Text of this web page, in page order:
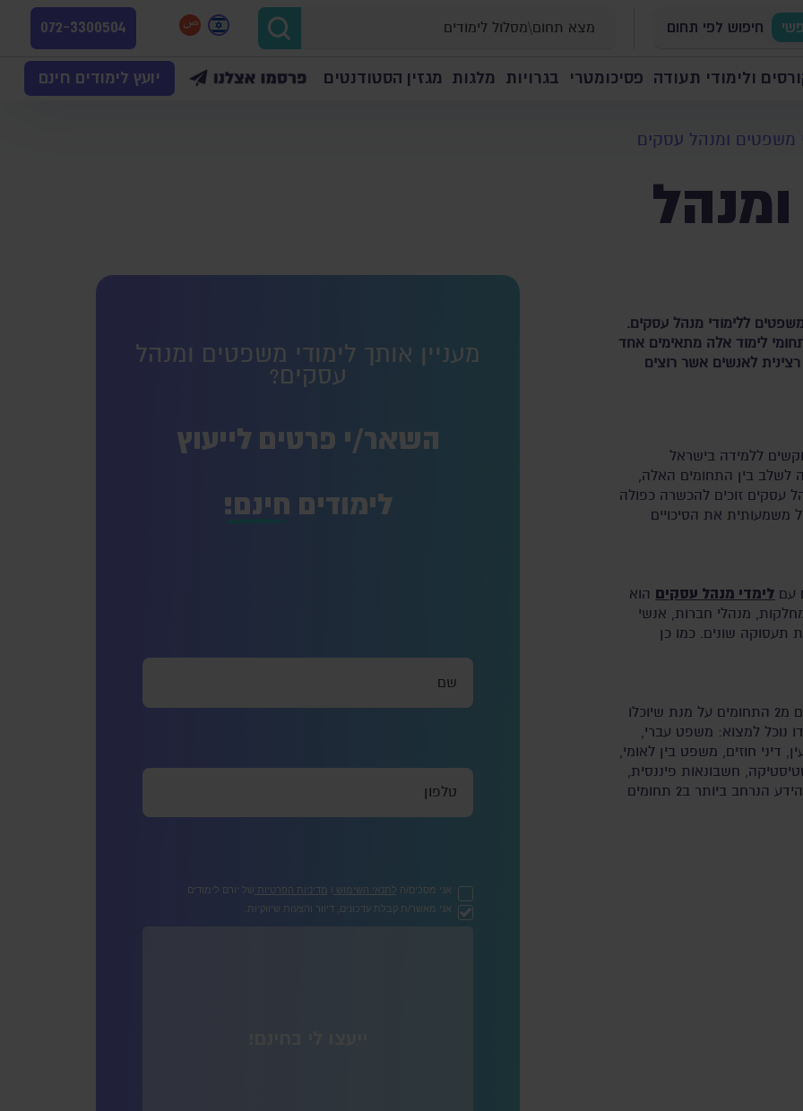
חיפוש לפי תחום 072-3300504
ולימודי תעודה פסיכומטרי בגרויות מלגות מגזין הסטודנטים יועץ לימודים חינם
משפטים ומנהל עסקים
משפטים ללימודי מנהל עסקים.
לימוד אלה מתאימים אחד
לאנשים אשר רוצים
ללמידה בישראל
לשלב בין התחומים האלה,
עסקים זוכים להכשרה כפולה
משמעותית את הסיכויים
עם לימדי מנהל עסקים הוא
מנהלי חברות, אנשי
תעסוקה שונים. כמו כן
במסגרת לימודי משפטים ומנהל עסקים הסטודנטים ילמדו קורסים מ2 התחומים על מנת שיוכלו
נוכל למצוא: משפט עברי,
דיני חוזים, משפט בין לאומי,
חשבונאות פיננסית,
מימון, מערכת הבנקאות ועוד המון נושאים שחופפים ומקנים את הידע הנרחב ביותר ב2 תחומים
מעניין אותך לימודי משפטים ומנהל
עסקים?
השאר/י פרטים לייעוץ
לימודים חינם!
אני מסכים/ה לתנאי השימוש ו מדיניות הפרטיות של יורם לימודים
אני מאשר/ת קבלת עדכונים, דיוור והצעות שיווקיות.